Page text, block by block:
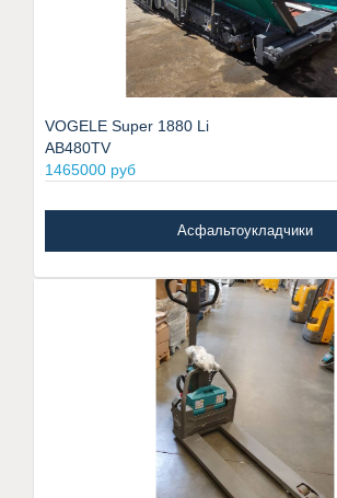
VOGELE Super 1880 Li
AB480TV
1465000 руб
Асфальтоукладчики